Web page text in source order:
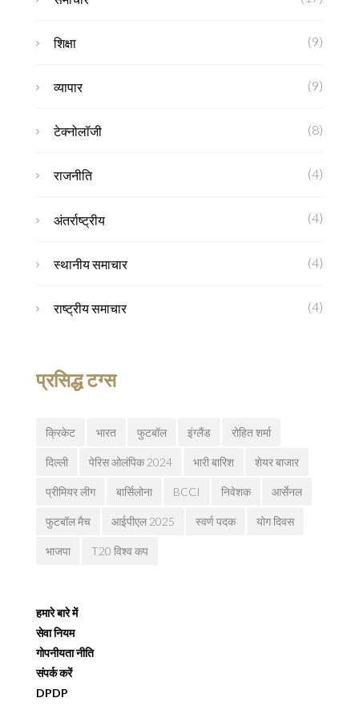
शिक्षा (9)
व्यापार (9)
टेक्नोलॉजी (8)
राजनीति (4)
अंतर्राष्ट्रीय (4)
स्थानीय समाचार (4)
राष्ट्रीय समाचार (4)
प्रसिद्ध टग्स
क्रिकेट भारत फुटबॉल इंग्लैंड रोहित शर्मा
दिल्ली पेरिस ओलंपिक 2024 भारी बारिश शेयर बाजार
प्रीमियर लीग बार्सिलोना BCCI निवेशक आर्सेनल
फुटबॉल मैच आईपीएल 2025 स्वर्ण पदक योग दिवस
भाजपा T20 विश्व कप
हमारे बारे में
सेवा नियम
गोपनीयता नीति
संपर्क करें
DPDP